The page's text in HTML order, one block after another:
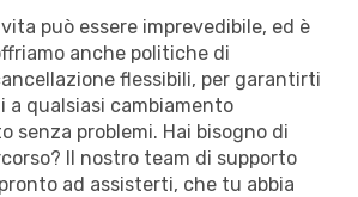
può essere imprevedibile, ed è
anche politiche di
flessibili, per garantirti
qualsiasi cambiamento
senza problemi. Hai bisogno di
Il nostro team di supporto
ad assisterti, che tu abbia